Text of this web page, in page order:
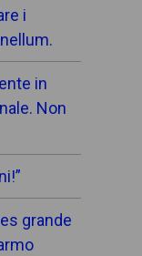
i
in
Non
grande